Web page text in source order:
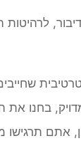
בחנו את
תרגישו